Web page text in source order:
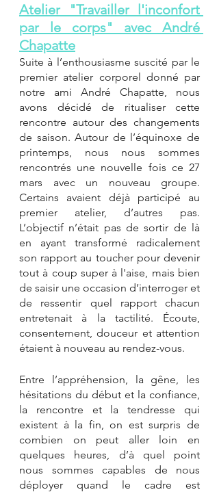
Atelier "Travailler l'inconfort
par le corps" avec André
Chapatte
Suite à l’enthousiasme suscité par le
premier atelier corporel donné par
notre ami André Chapatte, nous
avons décidé de ritualiser cette
rencontre autour des changements
de saison. Autour de l’équinoxe de
printemps, nous nous sommes
rencontrés une nouvelle fois ce 27
mars avec un nouveau groupe.
Certains avaient déjà participé au
premier atelier, d’autres pas.
L’objectif n’était pas de sortir de là
en ayant transformé radicalement
son rapport au toucher pour devenir
tout à coup super à l'aise, mais bien
de saisir une occasion d’interroger et
de ressentir quel rapport chacun
entretenait à la tactilité. Écoute,
consentement, douceur et attention
étaient à nouveau au rendez-vous.
Entre l’appréhension, la gêne, les
hésitations du début et la confiance,
la rencontre et la tendresse qui
existent à la fin, on est surpris de
combien on peut aller loin en
quelques heures, d’à quel point
nous sommes capables de nous
déployer quand le cadre est